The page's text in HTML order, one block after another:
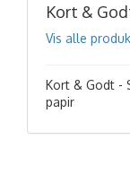
Kort &
Vis alle
Kort & Godt -
papir